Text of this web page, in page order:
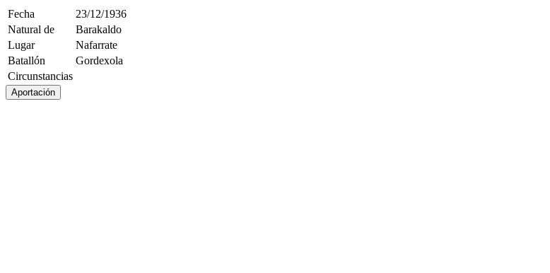
Fecha
23/12/1936
Natural de
Barakaldo
Lugar
Nafarrate
Batallón
Gordexola
Circunstancias